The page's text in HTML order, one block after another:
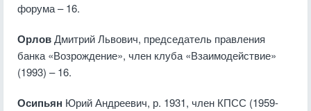
форума – 16.
ОрловДмитрий Львович, председатель правления
банка «Возрождение», член клуба «Взаимодействие»
(1993) – 16.
Осипьян Юрий Андреевич, р. 1931, член КПСС (1959-